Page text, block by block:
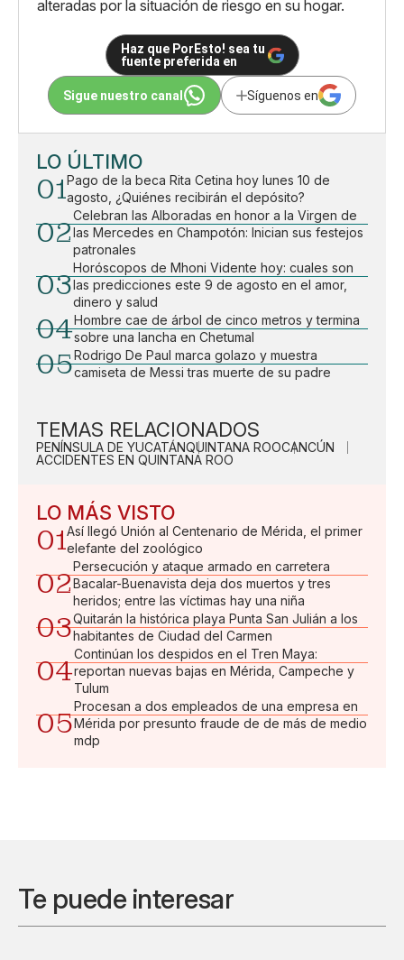
alteradas por la situación de riesgo en su hogar.
Haz que PorEsto! sea tu
fuente preferida en
Sigue nuestro canal Síguenos en
LO ÚLTIMO
01Pago de la beca Rita Cetina hoy lunes 10 de
agosto, ¿Quiénes recibirán el depósito?
02
Celebran las Alboradas en honor a la Virgen de
las Mercedes en Champotón: Inician sus festejos
patronales
03
Horóscopos de Mhoni Vidente hoy: cuales son
las predicciones este 9 de agosto en el amor,
dinero y salud
04Hombre cae de árbol de cinco metros y termina
sobre una lancha en Chetumal
05Rodrigo De Paul marca golazo y muestra
camiseta de Messi tras muerte de su padre
TEMAS RELACIONADOS
PENÍNSULA DE YUCATÁNQUINTANA ROOCANCÚN
ACCIDENTES EN QUINTANA ROO
LO MÁS VISTO
01Así llegó Unión al Centenario de Mérida, el primer
elefante del zoológico
02
Persecución y ataque armado en carretera
Bacalar-Buenavista deja dos muertos y tres
heridos; entre las víctimas hay una niña
03Quitarán la histórica playa Punta San Julián a los
habitantes de Ciudad del Carmen
04
Continúan los despidos en el Tren Maya:
reportan nuevas bajas en Mérida, Campeche y
Tulum
05
Procesan a dos empleados de una empresa en
Mérida por presunto fraude de de más de medio
mdp
Te puede interesar